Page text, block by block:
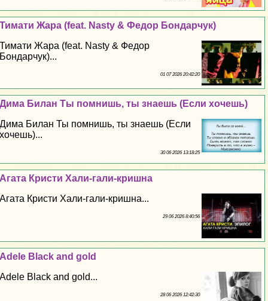
Тимати Жара (feat. Nasty & Федор Бондарчук)
Тимати Жара (feat. Nasty & Федор
Бондарчук)...
01 07 2026 20:42:20
Дима Билан Ты помнишь, ты знаешь (Если хочешь)
Дима Билан Ты помнишь, ты знаешь (Если
хочешь)...
30 06 2026 13:18:25
Агата Кристи Хали-гали-кришна
Агата Кристи Хали-гали-кришна...
29 06 2026 8:40:56
Adele Black and gold
Adele Black and gold...
28 06 2026 12:42:30